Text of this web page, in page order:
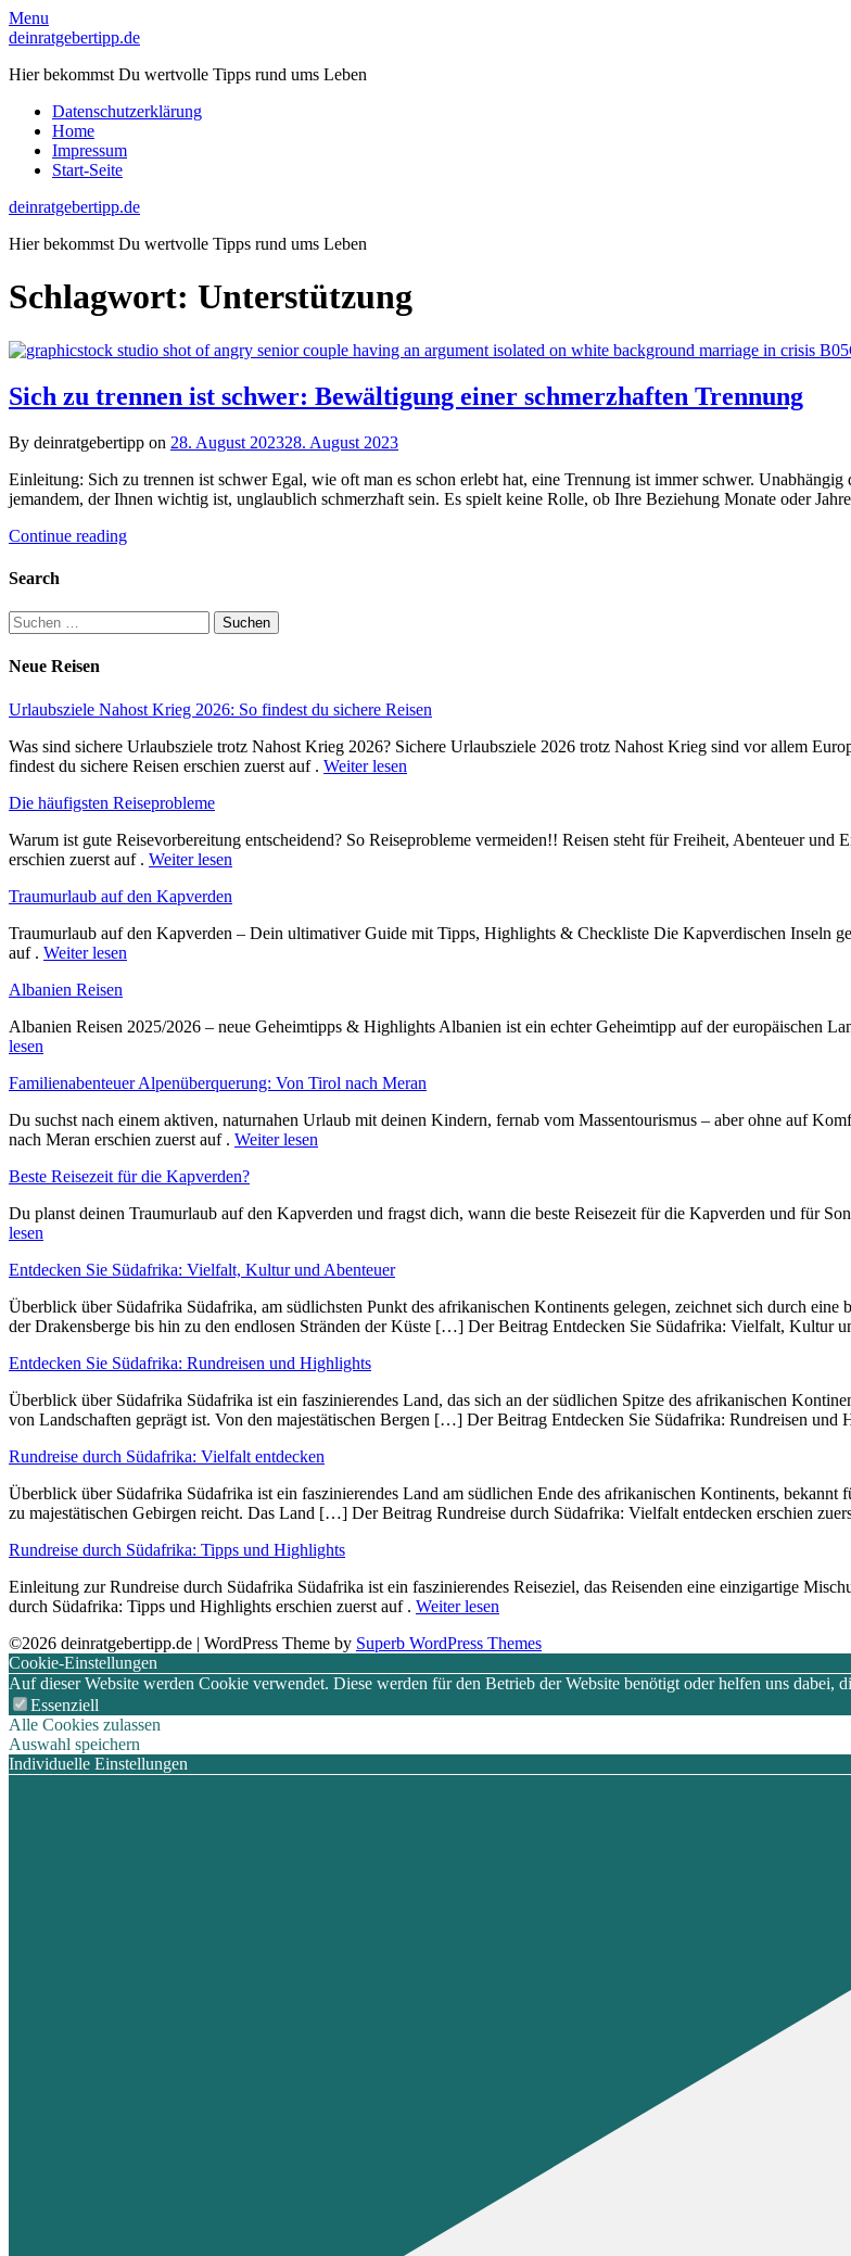
Skip
to
Menu
deinratgebertipp.de
Hier bekommst Du wertvolle Tipps rund ums Leben
Datenschutzerklärung
Home
Impressum
Start-Seite
deinratgebertipp.de
Hier bekommst Du wertvolle Tipps rund ums Leben
Schlagwort: Unterstützung
Sich zu trennen ist schwer: Bewältigung einer schmerzhaften Trennung
By deinratgebertipp on 28. August 202328. August 2023
Einleitung: Sich zu trennen ist schwer Egal, wie oft man es schon erlebt hat, eine Trennung ist immer schwer.
jemandem, der Ihnen wichtig ist, unglaublich schmerzhaft sein. Es spielt keine Rolle, ob Ihre Beziehung Monate oder
Continue reading
Search
Suchen
nach:
Neue Reisen
Urlaubsziele Nahost Krieg 2026: So findest du sichere Reisen
Was sind sichere Urlaubsziele trotz Nahost Krieg 2026? Sichere Urlaubsziele 2026 trotz Nahost Krieg sind vor allem
findest du sichere Reisen erschien zuerst auf . Weiter lesen
Die häufigsten Reiseprobleme
Warum ist gute Reisevorbereitung entscheidend? So Reiseprobleme vermeiden!! Reisen steht für Freiheit, Abenteuer
erschien zuerst auf . Weiter lesen
Traumurlaub auf den Kapverden
Traumurlaub auf den Kapverden – Dein ultimativer Guide mit Tipps, Highlights & Checkliste Die Kapverdischen Inseln
auf . Weiter lesen
Albanien Reisen
Albanien Reisen 2025/2026 – neue Geheimtipps & Highlights Albanien ist ein echter Geheimtipp auf der europäischen
lesen
Familienabenteuer Alpenüberquerung: Von Tirol nach Meran
Du suchst nach einem aktiven, naturnahen Urlaub mit deinen Kindern, fernab vom Massentourismus – aber ohne auf
nach Meran erschien zuerst auf . Weiter lesen
Beste Reisezeit für die Kapverden?
Du planst deinen Traumurlaub auf den Kapverden und fragst dich, wann die beste Reisezeit für die Kapverden und für
lesen
Entdecken Sie Südafrika: Vielfalt, Kultur und Abenteuer
Überblick ü‬ber Südafrika Südafrika, a‬m südlichsten Punkt d‬es afrikanischen Kontinents gelegen, zeichnet s‬ich d‬urch e‬ine
d‬er Drakensberge b‬is hin z‬u d‬en endlosen Stränden d‬er Küste […] Der Beitrag Entdecken Sie Südafrika: Vielfalt, Kultur
Entdecken Sie Südafrika: Rundreisen und Highlights
Überblick ü‬ber Südafrika Südafrika i‬st e‬in faszinierendes Land, d‬as s‬ich a‬n d‬er südlichen Spitze d‬es afrikanischen
v‬on Landschaften geprägt ist. V‬on d‬en majestätischen Bergen […] Der Beitrag Entdecken Sie Südafrika: Rundreisen und
Rundreise durch Südafrika: Vielfalt entdecken
Überblick ü‬ber Südafrika Südafrika i‬st e‬in faszinierendes Land a‬m südlichen Ende d‬es afrikanischen Kontinents,
z‬u majestätischen Gebirgen reicht. D‬as Land […] Der Beitrag Rundreise durch Südafrika: Vielfalt entdecken erschien
Rundreise durch Südafrika: Tipps und Highlights
Einleitung z‬ur Rundreise durch Südafrika Südafrika i‬st e‬in faszinierendes Reiseziel, d‬as Reisenden e‬ine einzigartige
durch Südafrika: Tipps und Highlights erschien zuerst auf . Weiter lesen
©2026 deinratgebertipp.de | WordPress Theme by Superb WordPress Themes
Cookie-Einstellungen
Auf dieser Website werden Cookie verwendet. Diese werden für den Betrieb der Website benötigt oder helfen uns dabei,
Essenziell
Alle Cookies zulassen
Auswahl speichern
Individuelle Einstellungen